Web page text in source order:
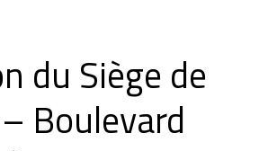
du Siège de
– Boulevard